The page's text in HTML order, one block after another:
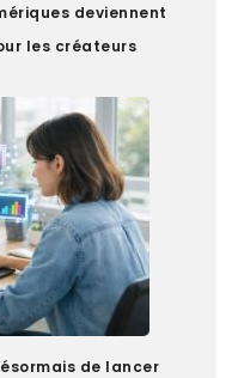
deviennent
les créateurs
de lancer